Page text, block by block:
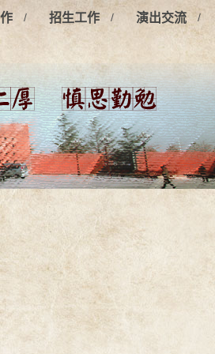
/ 招生工作 / 演出交流 /